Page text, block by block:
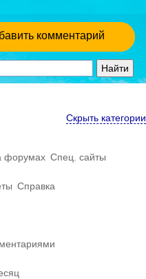
комментарий
Скрыть категории
форумах Спец. сайты
Справка